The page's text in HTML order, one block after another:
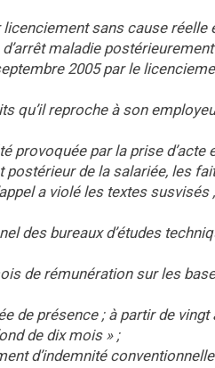
sans cause réelle
maladie
2005 par le
qu’il reproche à son
provoquée par la prise d’acte
de la salariée, les
a violé les textes susvisés ;
des bureaux d’études
de rémunération sur les
de présence ; à partir de vingt
de dix mois » ;
d’indemnité